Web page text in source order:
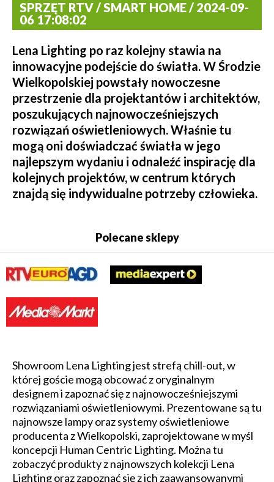
SPRZĘT RTV / SMART HOME / 2024-09-
06 17:08:02
Lena Lighting po raz kolejny stawia na
innowacyjne podejście do światła. W Środzie
Wielkopolskiej powstały nowoczesne
przestrzenie dla projektantów i architektów,
poszukujących najnowocześniejszych
rozwiązań oświetleniowych. Właśnie tu
mogą oni doświadczać światła w jego
najlepszym wydaniu i odnaleźć inspirację dla
kolejnych projektów, w centrum których
znajdą się indywidualne potrzeby człowieka.
Polecane sklepy
Showroom Lena Lighting jest strefą chill-out, w
której goście mogą obcować z oryginalnym
designem i zapoznać się z najnowocześniejszymi
rozwiązaniami oświetleniowymi. Prezentowane są tu
najnowsze lampy oraz systemy oświetleniowe
producenta z Wielkopolski, zaprojektowane w myśl
koncepcji Human Centric Lighting. Można tu
zobaczyć produkty z najnowszych kolekcji Lena
Lighting oraz zapoznać się z ich zaawansowanymi